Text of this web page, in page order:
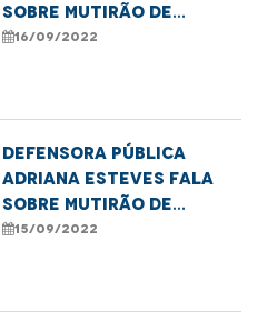
sobre mutirão de
retificação de nome em
16/09/2022
Defensora Pública
Adriana Esteves fala
sobre mutirão de
retificação de nomes
Açailândia.
15/09/2022